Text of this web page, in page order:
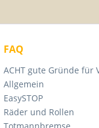
FAQ
ACHT gute Gründe für
Allgemein
EasySTOP
Räder und Rollen